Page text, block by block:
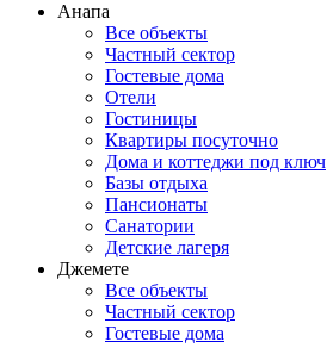
Анапа
Все объекты
Частный сектор
Гостевые дома
Отели
Гостиницы
Квартиры посуточно
Дома и коттеджи под ключ
Базы отдыха
Пансионаты
Санатории
Детские лагеря
Джемете
Все объекты
Частный сектор
Гостевые дома